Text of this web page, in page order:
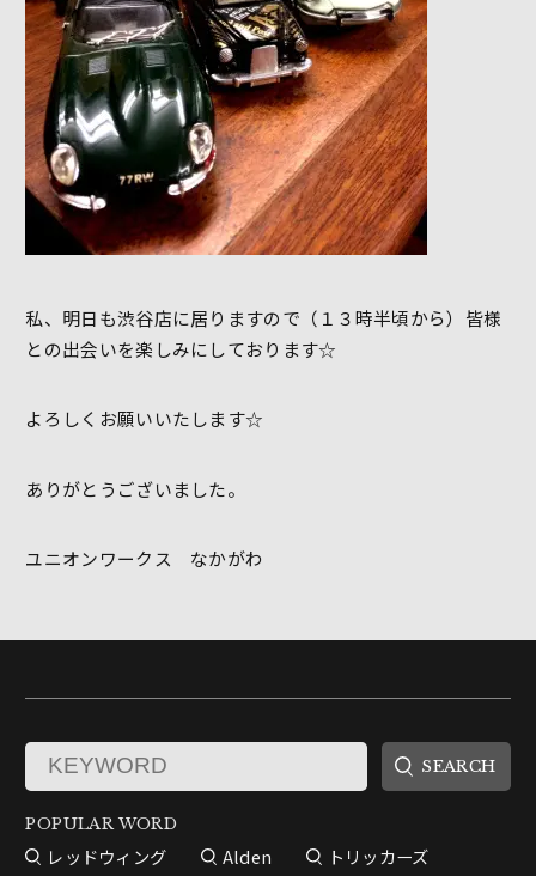
私、明日も渋谷店に居りますので（１３時半頃から）皆様
との出会いを楽しみにしております☆
よろしくお願いいたします☆
ありがとうございました。
ユニオンワークス なかがわ
POPULAR WORD
レッドウィング Alden
トリッカーズ